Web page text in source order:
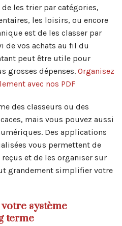
les trier par catégories,
les loisirs, ou encore
est de les classer par
de vos achats au fil du
peut être utile pour
grosses dépenses. Organisez
avec nos PDF
des classeurs ou des
mais vous pouvez aussi
Des applications
vous permettent de
et de les organiser sur
grandement simplifier votre
système
terme